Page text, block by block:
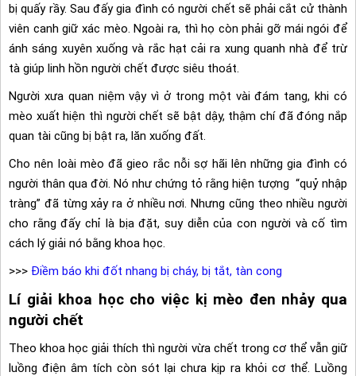
bị quấy rầy. Sau đấy gia đình có người chết sẽ phải cắt cử thành
viên canh giữ xác mèo. Ngoài ra, thì họ còn phải gỡ mái ngói để
ánh sáng xuyên xuống và rắc hạt cải ra xung quanh nhà để trừ
tà giúp linh hồn người chết được siêu thoát.
Người xưa quan niệm vậy vì ở trong một vài đám tang, khi có
mèo xuất hiện thì người chết sẽ bật dậy, thậm chí đã đóng nắp
quan tài cũng bị bật ra, lăn xuống đất.
Cho nên loài mèo đã gieo rắc nỗi sợ hãi lên những gia đình có
người thân qua đời. Nó như chứng tỏ rằng hiện tượng “quỷ nhập
tràng” đã từng xảy ra ở nhiều nơi. Nhưng cũng theo nhiều người
cho rằng đấy chỉ là bịa đặt, suy diễn của con người và cố tìm
cách lý giải nó bằng khoa học.
>>> Điềm báo khi đốt nhang bị cháy, bị tắt, tàn cong
Lí giải khoa học cho việc kị mèo đen nhảy qua
người chết
Theo khoa học giải thích thì người vừa chết trong cơ thể vẫn giữ
luồng điện âm tích còn sót lại chưa kịp ra khỏi cơ thể. Luồng